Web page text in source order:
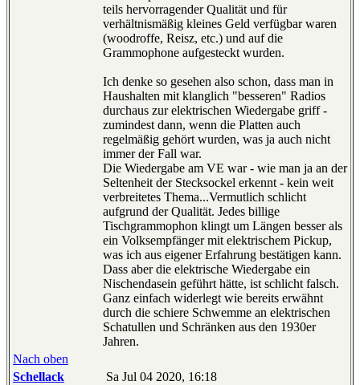
teils hervorragender Qualität und für
verhältnismäßig kleines Geld verfügbar waren
(woodroffe, Reisz, etc.) und auf die
Grammophone aufgesteckt wurden.
Ich denke so gesehen also schon, dass man in
Haushalten mit klanglich "besseren" Radios
durchaus zur elektrischen Wiedergabe griff -
zumindest dann, wenn die Platten auch
regelmäßig gehört wurden, was ja auch nicht
immer der Fall war.
Die Wiedergabe am VE war - wie man ja an der
Seltenheit der Stecksockel erkennt - kein weit
verbreitetes Thema...Vermutlich schlicht
aufgrund der Qualität. Jedes billige
Tischgrammophon klingt um Längen besser als
ein Volksempfänger mit elektrischem Pickup,
was ich aus eigener Erfahrung bestätigen kann.
Dass aber die elektrische Wiedergabe ein
Nischendasein geführt hätte, ist schlicht falsch.
Ganz einfach widerlegt wie bereits erwähnt
durch die schiere Schwemme an elektrischen
Schatullen und Schränken aus den 1930er
Jahren.
Nach oben
Schellack
Sa Jul 04 2020, 16:18